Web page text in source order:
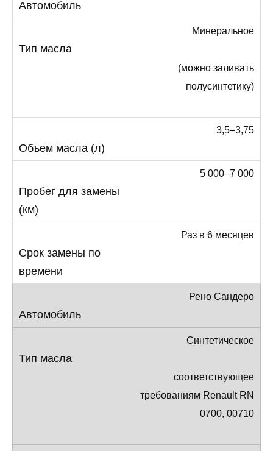
Минеральное
(можно заливать
полусинтетику)
3,5–3,75
5 000–7 000
Раз в 6 месяцев
Рено Сандеро
Синтетическое
соответствующее
требованиям Renault RN
0700, 00710